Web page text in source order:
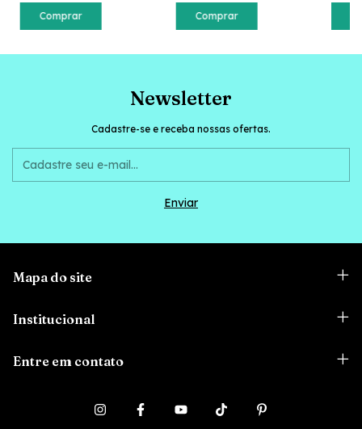
Comprar Comprar
Newsletter
Cadastre-se e receba nossas ofertas.
Mapa do site
Institucional
Entre em contato